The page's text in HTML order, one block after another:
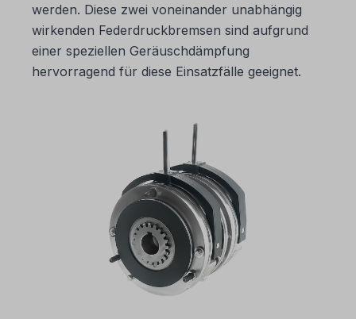
werden. Diese zwei voneinander unabhängig
wirkenden Federdruckbremsen sind aufgrund
einer speziellen Geräuschdämpfung
hervorragend für diese Einsatzfälle geeignet.